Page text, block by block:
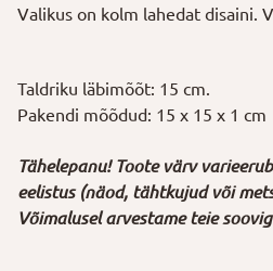
Valikus on kolm lahedat disaini.
Taldriku läbimõõt: 15 cm.
Pakendi mõõdud: 15 x 15 x 1 cm
Tähelepanu! Toote värv
eelistus (näod, tähtkujud või
Võimalusel arvestame teie